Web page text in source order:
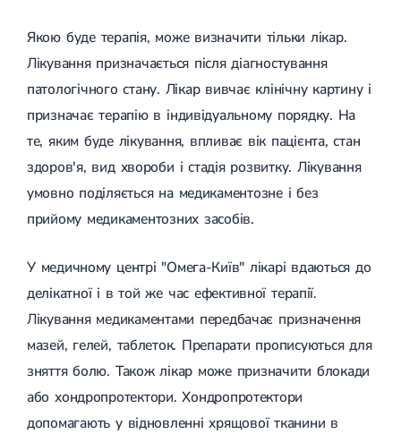
Якою буде терапія, може визначити тільки лікар.
Лікування призначається після діагностування
патологічного стану. Лікар вивчає клінічну картину і
призначає терапію в індивідуальному порядку. На
те, яким буде лікування, впливає вік пацієнта, стан
здоров'я, вид хвороби і стадія розвитку. Лікування
умовно поділяється на медикаментозне і без
прийому медикаментозних засобів.
У медичному центрі "Омега-Київ" лікарі вдаються до
делікатної і в той же час ефективної терапії.
Лікування медикаментами передбачає призначення
мазей, гелей, таблеток. Препарати прописуються для
зняття болю. Також лікар може призначити блокади
або хондропротектори. Хондропротектори
допомагають у відновленні хрящової тканини в